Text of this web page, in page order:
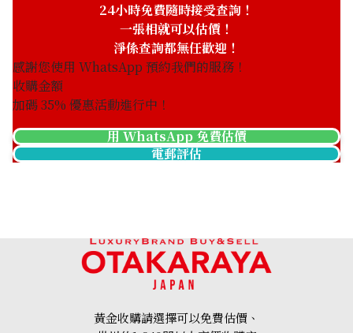
24小時免費隨時接受查詢！
一張相就可以估價！
淨係查詢都無任歡迎！
感謝您使用 WhatsApp 預約我們的服務！
收購金額
加碼35% 優惠活動進行中！
用 WhatsApp 免費估價
電郵評估
黃金收購請選擇可以免費估價、